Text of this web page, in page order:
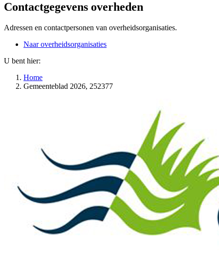
Contactgegevens overheden
Adressen en contactpersonen van overheidsorganisaties.
Naar overheidsorganisaties
U bent hier:
Home
Gemeenteblad 2026, 252377